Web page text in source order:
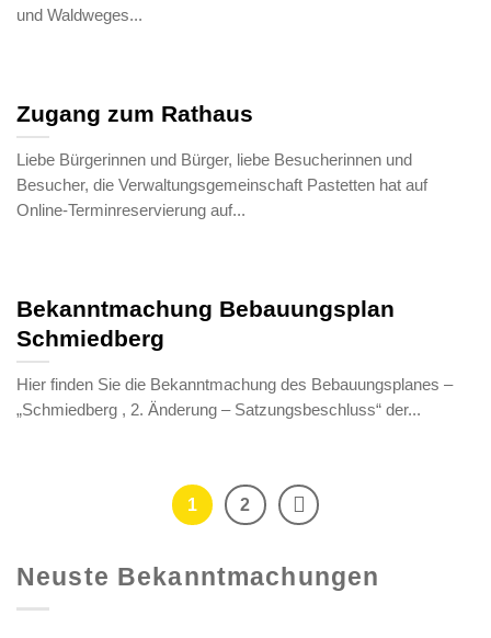
und Waldweges...
Zugang zum Rathaus
Liebe Bürgerinnen und Bürger, liebe Besucherinnen und
Besucher, die Verwaltungsgemeinschaft Pastetten hat auf
Online-Terminreservierung auf...
Bekanntmachung Bebauungsplan
Schmiedberg
Hier finden Sie die Bekanntmachung des Bebauungsplanes –
„Schmiedberg , 2. Änderung – Satzungsbeschluss“ der...
1 2
Neuste Bekanntmachungen